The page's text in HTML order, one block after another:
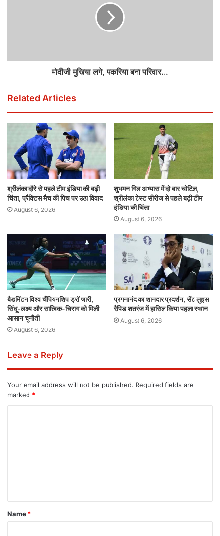
मोदीजी मुखिया लगे, पकरिया बना परिवार...
Related Articles
श्रीलंका दौरे से पहले टीम इंडिया की बढ़ी
चिंता, प्रैक्टिस मैच की पिच पर उठा विवाद
August 6, 2026
शुभमन गिल अभ्यास में दो बार चोटिल,
श्रीलंका टेस्ट सीरीज से पहले बढ़ी टीम
इंडिया की चिंता
August 6, 2026
बैडमिंटन विश्व चैंपियनशिप ड्रॉ जारी,
सिंधू-लक्ष्य और सात्विक-चिराग को मिली
आसान चुनौती
August 6, 2026
प्रगनानंद का शानदार प्रदर्शन, सेंट लुइस
रैपिड शतरंज में हासिल किया पहला स्थान
August 6, 2026
Leave a Reply
Your email address will not be published. Required fields are
marked *
Name *